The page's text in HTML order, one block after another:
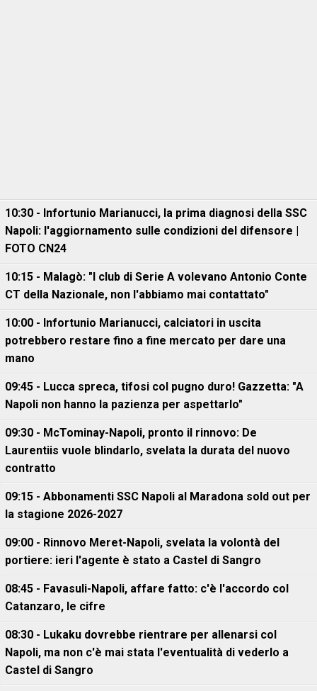
10:30 - Infortunio Marianucci, la prima diagnosi della SSC
Napoli: l'aggiornamento sulle condizioni del difensore |
FOTO CN24
10:15 - Malagò: "I club di Serie A volevano Antonio Conte
CT della Nazionale, non l'abbiamo mai contattato"
10:00 - Infortunio Marianucci, calciatori in uscita
potrebbero restare fino a fine mercato per dare una
mano
09:45 - Lucca spreca, tifosi col pugno duro! Gazzetta: "A
Napoli non hanno la pazienza per aspettarlo"
09:30 - McTominay-Napoli, pronto il rinnovo: De
Laurentiis vuole blindarlo, svelata la durata del nuovo
contratto
09:15 - Abbonamenti SSC Napoli al Maradona sold out per
la stagione 2026-2027
09:00 - Rinnovo Meret-Napoli, svelata la volontà del
portiere: ieri l'agente è stato a Castel di Sangro
08:45 - Favasuli-Napoli, affare fatto: c'è l'accordo col
Catanzaro, le cifre
08:30 - Lukaku dovrebbe rientrare per allenarsi col
Napoli, ma non c'è mai stata l'eventualità di vederlo a
Castel di Sangro